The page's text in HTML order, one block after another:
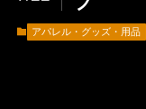
アパレル・グッズ・用品